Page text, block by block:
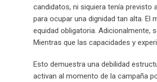
candidatos, ni siquiera tenía previsto
para ocupar una dignidad tan alta. El
equidad obligatoria. Adicionalmente,
Mientras que las capacidades y
Esto demuestra una debilidad
activan al momento de la campaña